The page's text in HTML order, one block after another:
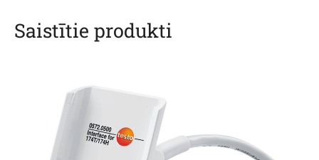
Saistītie produkti